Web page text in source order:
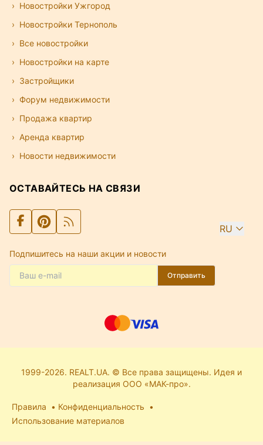
Новостройки Ужгород
Новостройки Тернополь
Все новостройки
Новостройки на карте
Застройщики
Форум недвижимости
Продажа квартир
Аренда квартир
Новости недвижимости
ОСТАВАЙТЕСЬ НА СВЯЗИ
RU
Подпишитесь на наши акции и новости
Отправить
1999-2026. REALT.UA. © Все права защищены. Идея и
реализация ООО «МАК-про».
Правила
Конфиденциальность
Использование материалов